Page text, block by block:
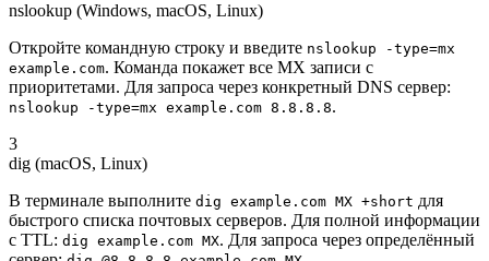
nslookup (Windows, macOS, Linux)
Откройте командную строку и введите nslookup -type=mx
example.com. Команда покажет все MX записи с
приоритетами. Для запроса через конкретный DNS сервер:
nslookup -type=mx example.com 8.8.8.8.
3
dig (macOS, Linux)
В терминале выполните dig example.com MX +short для
быстрого списка почтовых серверов. Для полной информации
с TTL: dig example.com MX. Для запроса через определённый